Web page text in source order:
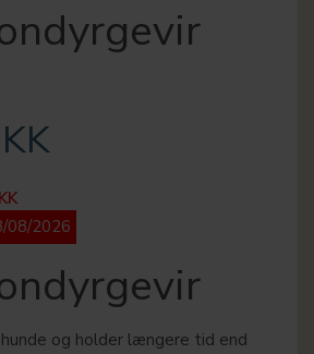
08/2026
og holder længere tid end